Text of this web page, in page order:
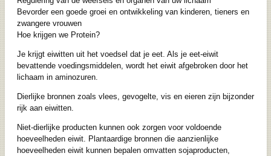
Bevorder een goede groei en ontwikkeling van kinderen, tieners en
zwangere vrouwen
Hoe krijgen we Protein?
Je krijgt eiwitten uit het voedsel dat je eet. Als je eet-eiwit
bevattende voedingsmiddelen, wordt het eiwit afgebroken door het
lichaam in aminozuren.
Dierlijke bronnen zoals vlees, gevogelte, vis en eieren zijn bijzonder
rijk aan eiwitten.
Niet-dierlijke producten kunnen ook zorgen voor voldoende
hoeveelheden eiwit. Plantaardige bronnen die aanzienlijke
hoeveelheden eiwit kunnen bepalen omvatten sojaproducten,